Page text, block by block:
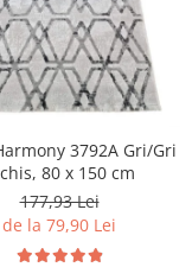
3792A Gri/Gri
80 x 150 cm
177,93 Lei
de la 79,90 Lei